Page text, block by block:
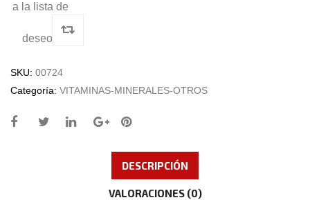
a la lista de
deseos
SKU: 00724
Categoría: VITAMINAS-MINERALES-OTROS
DESCRIPCIÓN
VALORACIONES (0)